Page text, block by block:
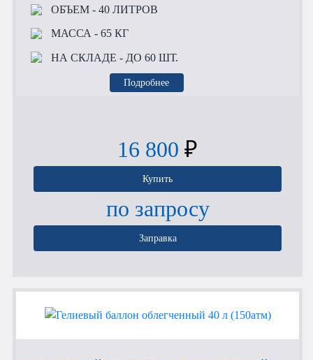
ОБЪЕМ- 40 ЛИТРОВ
МАССА - 65 КГ
НА СКЛАДЕ - ДО 60 ШТ.
Подробнее
16 800 ₽
Купить
по запросу
Заправка